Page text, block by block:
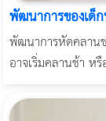
พัฒนาการของเด็
พัฒนาการหัดคลาน
อาจเริ่มคลานช้า ห